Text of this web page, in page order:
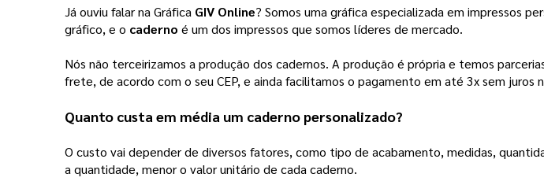
Já ouviu falar na Gráfica GIV Online? Somos uma gráfica especializada em impressos
gráfico, e o caderno é um dos impressos que somos líderes de mercado.
Nós não terceirizamos a produção dos cadernos. A produção é própria e temos
frete, de acordo com o seu CEP, e ainda facilitamos o pagamento em até 3x sem juros
Quanto custa em média um caderno personalizado?
O custo vai depender de diversos fatores, como tipo de acabamento, medidas,
a quantidade, menor o valor unitário de cada caderno.